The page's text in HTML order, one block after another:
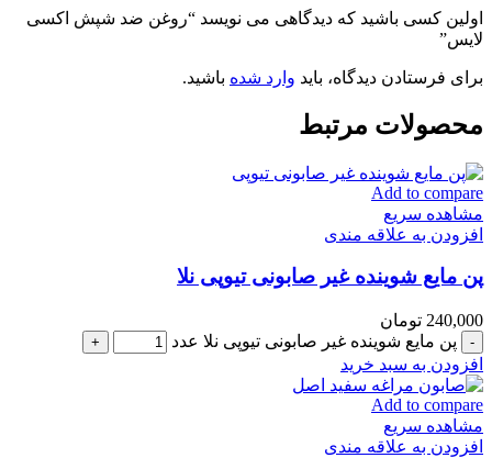
اولین کسی باشید که دیدگاهی می نویسد “روغن ضد شپش اکسی
لایس”
برای فرستادن دیدگاه، باید وارد شده باشید.
محصولات مرتبط
Add to compare
مشاهده سریع
افزودن به علاقه مندی
پن مایع شوینده غیر صابونی تیوپی نلا
240,000 تومان
پن مایع شوینده غیر صابونی تیوپی نلا عدد
افزودن به سبد خرید
Add to compare
مشاهده سریع
افزودن به علاقه مندی